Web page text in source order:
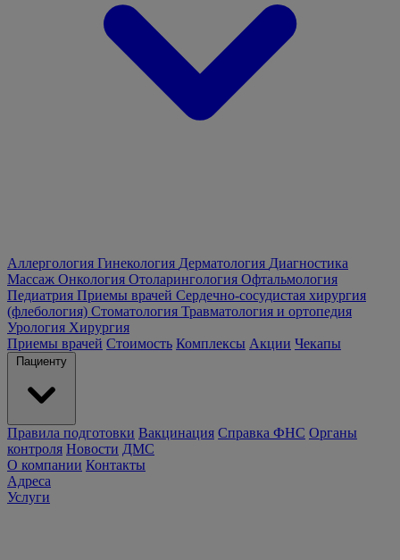
Аллергология Гинекология Дерматология Диагностика
Массаж Онкология Отоларингология Офтальмология
Педиатрия Приемы врачей Сердечно-сосудистая хирургия
(флебология) Стоматология Травматология и ортопедия
Урология Хирургия
Приемы врачей Стоимость Комплексы Акции Чекапы
Пациенту
Правила подготовки Вакцинация Справка ФНС Органы
контроля Новости ДМС
О компании Контакты
Адреса
Услуги